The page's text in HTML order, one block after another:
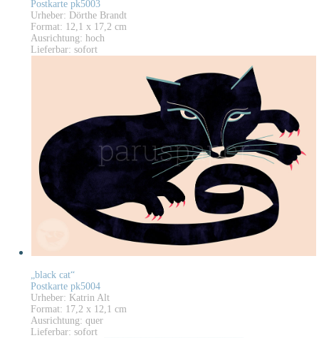
Postkarte pk5003
Urheber: Dörthe Brandt
Format: 12,1 x 17,2 cm
Ausrichtung: hoch
Lieferbar: sofort
„black cat“
Postkarte pk5004
Urheber: Katrin Alt
Format: 17,2 x 12,1 cm
Ausrichtung: quer
Lieferbar: sofort